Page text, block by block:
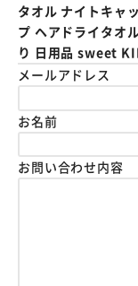
タオル ナイトキャ
プ ヘアドライタオ
り 日用品 sweet
メールアドレス
お名前
お問い合わせ内容